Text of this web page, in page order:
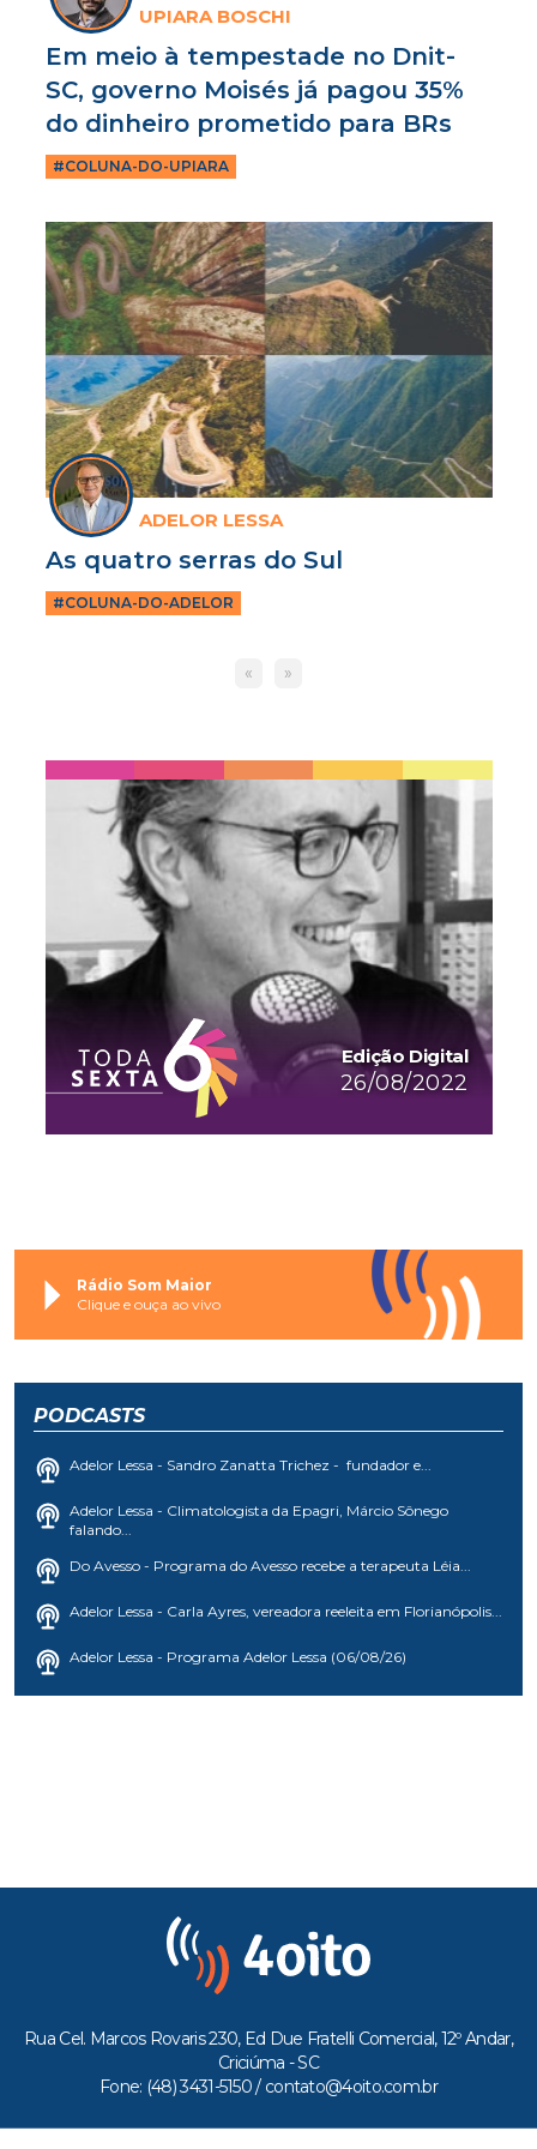
UPIARA BOSCHI
Em meio à tempestade no Dnit-
SC, governo Moisés já pagou 35%
do dinheiro prometido para BRs
#COLUNA-DO-UPIARA
ADELOR LESSA
As quatro serras do Sul
#COLUNA-DO-ADELOR
« »
Edição Digital
26/08/2022
Rádio Som Maior
Clique e ouça ao vivo
PODCASTS
Adelor Lessa - Sandro Zanatta Trichez - fundador e...
Adelor Lessa - Climatologista da Epagri, Márcio Sônego
falando...
Do Avesso - Programa do Avesso recebe a terapeuta Léia...
Adelor Lessa - Carla Ayres, vereadora reeleita em Florianópolis...
Adelor Lessa - Programa Adelor Lessa (06/08/26)
Rua Cel. Marcos Rovaris 230, Ed Due Fratelli Comercial, 12º Andar,
Criciúma - SC
Fone: (48) 3431-5150 / contato@4oito.com.br